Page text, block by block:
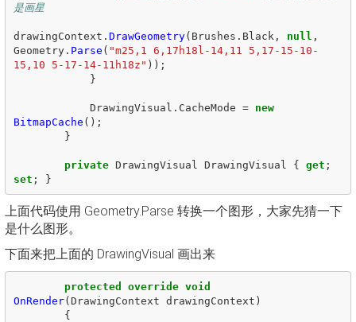
是画星
drawingContext . DrawGeometry( Brushes . Black , null ,
Geometry. Parse ( "m25,1 6,17h18l-14,11 5,17-15-10-
15,10 5-17-14-11h18z" ));
}
DrawingVisual . CacheMode =
new
BitmapCache ();
}
private DrawingVisual DrawingVisual { get ;
set ; }
上面代码使用 Geometry.Parse 转换一个图形，大家先猜一下
是什么图形。
下面来把上面的 DrawingVisual 画出来
protected override void
OnRender(DrawingContext drawingContext )
{